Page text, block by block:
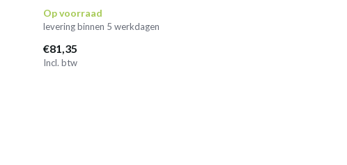
Op voorraad
levering binnen 5 werkdagen
€81,35
Incl. btw